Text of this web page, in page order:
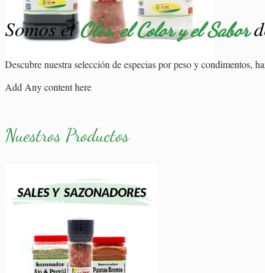
Somos elOlor, el Color y el Sabor
Descubre nuestra selección de especias por peso y condimentos,
Add Any content here
Nuestros Productos